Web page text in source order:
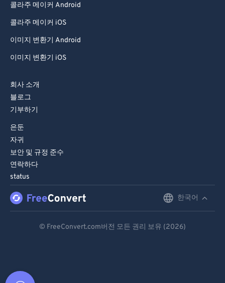
콜라주 메이커 Android
콜라주 메이커 iOS
이미지 변환기 Android
이미지 변환기 iOS
회사 소개
블로그
기부하기
은둔
자귀
보안 및 규정 준수
연락하다
status
한국어
© FreeConvert.com버전 모든 권리 보유 (2026)